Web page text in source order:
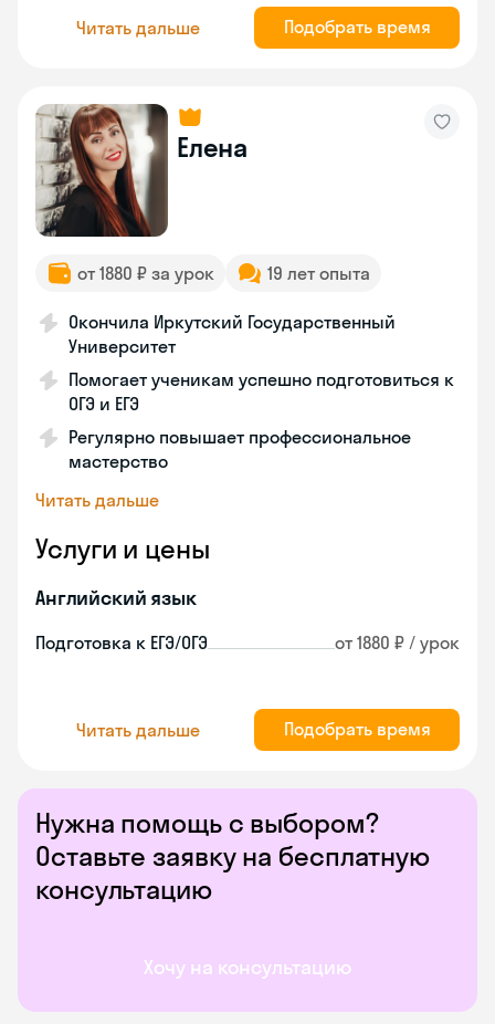
Нужна помощь с выбором?
Оставьте заявку на бесплатную
консультацию
Хочу на консультацию
Читать дальше Подобрать время
Елена
от 1880 ₽ за урок 19 лет опыта
Окончила Иркутский Государственный
Университет
Помогает ученикам успешно подготовиться к
ОГЭ и ЕГЭ
Регулярно повышает профессиональное
мастерство
Читать дальше
Услуги и цены
Английский язык
Подготовка к ЕГЭ/ОГЭ от 1880 ₽ / урок
Читать дальше Подобрать время